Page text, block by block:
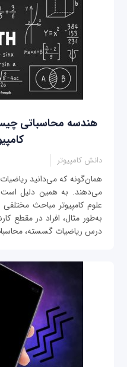
هندسه محاسباتی
دانش کامپیوتر
همان‌گونه که می‌دانید
می‌دهند. به همین دلیل است
علوم کامپیوتر مباحث
به‌طور مثال، افراد در مقطع
درس ریاضیات گسسته،